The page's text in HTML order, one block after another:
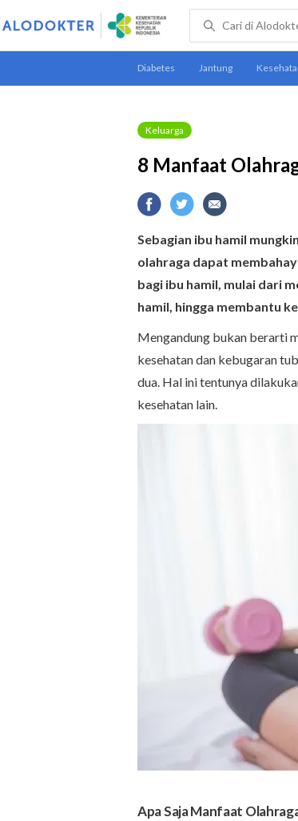
Keluarga
8 Manfaat
Sebagian ibu hamil
olahraga dapat
bagi ibu hamil, mulai dari
hamil, hingga membantu
Mengandung bukan berarti
kesehatan dan kebugaran
dua. Hal ini tentunya
kesehatan lain.
Apa Saja Manfaat